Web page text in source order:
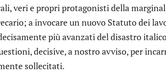
veri e propri protagonisti della
a invocare un nuovo Statuto dei
più avanzati del disastro
decisive, a nostro avviso, per
sollecitati.